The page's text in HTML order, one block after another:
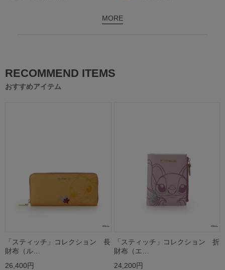
MORE
RECOMMEND ITEMS
おすすめアイテム
「スティッチ」コレクション 長
財布（ル…
26,400円
「スティッチ」コレクション 折
財布（エ…
24,200円